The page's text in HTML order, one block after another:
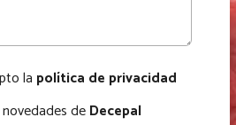
la política de privacidad
deDecepal